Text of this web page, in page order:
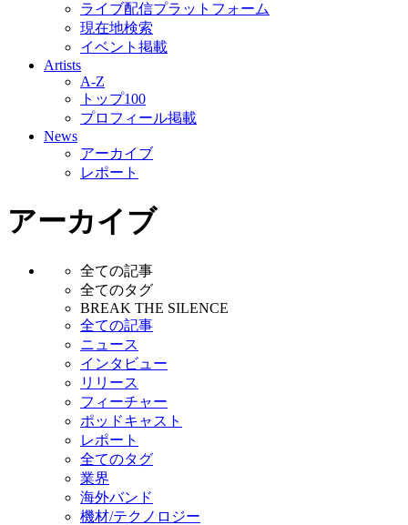
ライブ配信プラットフォーム
現在地検索
イベント掲載
Artists
A-Z
トップ100
プロフィール掲載
News
アーカイブ
レポート
アーカイブ
全ての記事
全てのタグ
BREAK THE SILENCE
全ての記事
ニュース
インタビュー
リリース
フィーチャー
ポッドキャスト
レポート
全てのタグ
業界
海外バンド
機材/テクノロジー